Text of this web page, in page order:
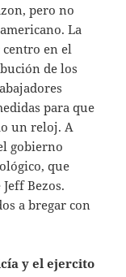
pero no
La
en el
de los
para que
un reloj. A
gobierno
que
Bezos.
a bregar con
y el ejercito